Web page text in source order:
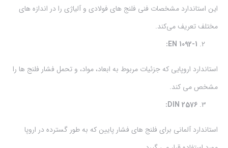
این استاندارد مشخصات فنی فلنج های فولادی و آلیاژی را در اندازه های
مختلف تعریف می‌کند.
EN 1092-1:
استاندارد اروپایی که جزئیات مربوط به ابعاد، مواد، و تحمل فشار فلنج ها را
مشخص می کند.
DIN 2576:
استاندارد آلمانی برای فلنج های فشار پایین که به طور گسترده در اروپا